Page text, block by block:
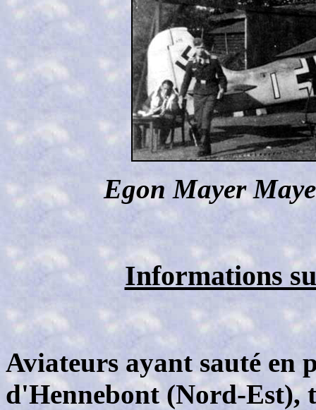
Egon Mayer
Informations
Aviateurs ayant sauté en
d'Hennebont (Nord-Est),